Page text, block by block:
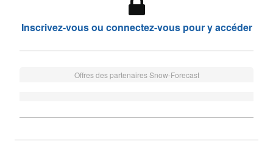
Inscrivez-vous ou connectez-vous pour y accéder
Offres des partenaires Snow-Forecast